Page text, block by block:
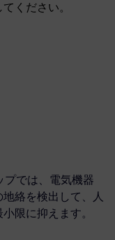
ください。
プでは、電気機器
絡を検出して、人
限に抑えます。